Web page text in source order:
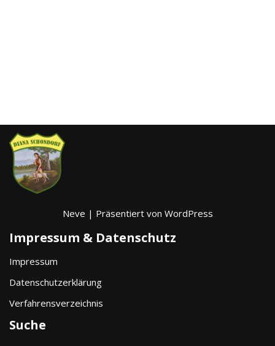
Neve | Präsentiert von WordPress
Impressum & Datenschutz
Impressum
Datenschutzerklärung
Verfahrensverzeichnis
Suche